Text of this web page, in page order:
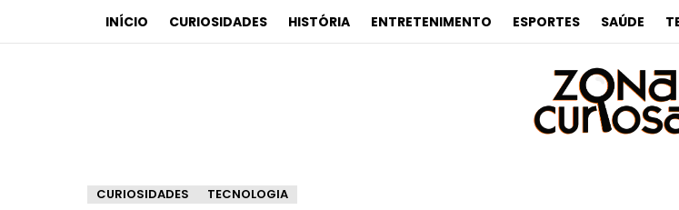
INÍCIO CURIOSIDADES HISTÓRIA ENTRETENIMENTO ESPORTES SAÚDE
CURIOSIDADES TECNOLOGIA